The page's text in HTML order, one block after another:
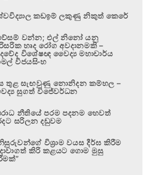
කඩඉම් ලකුණු නිකුත් කෙරේ
වන්න; එල් නිනෝ යනු
හෘද රෝග අවදානමකි –
විශේෂඥ වෛද්‍ය මහාචාර්ය
විජයසිංහ
තුළ සැඟවුණු නොනිදන කම්හල –
සුගත් විජේවර්ධන
නීතියේ පරම පදනම හෙවත්
සරිලන දඬුවම
විශ්‍රාම වයස දීර්ඝ කිරීම
කිරි කළයට ගොම මුසු